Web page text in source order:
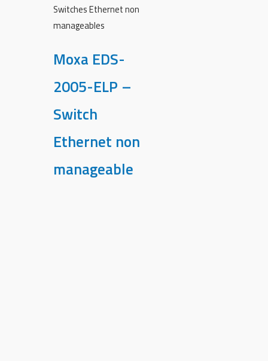
Switches Ethernet non
manageables
Moxa EDS-
2005-ELP –
Switch
Ethernet non
manageable